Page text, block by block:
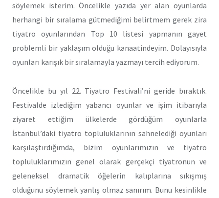
söylemek isterim. Öncelikle yazıda yer alan oyunlarda
herhangi bir sıralama gütmediğimi belirtmem gerek zira
tiyatro oyunlarından Top 10 listesi yapmanın gayet
problemli bir yaklaşım olduğu kanaatindeyim. Dolayısıyla
oyunları karışık bir sıralamayla yazmayı tercih ediyorum.
Öncelikle bu yıl 22. Tiyatro Festivali’ni geride bıraktık.
Festivalde izlediğim yabancı oyunlar ve işim itibarıyla
ziyaret ettiğim ülkelerde gördüğüm oyunlarla
İstanbul’daki tiyatro topluluklarının sahnelediği oyunları
karşılaştırdığımda, bizim oyunlarımızın ve tiyatro
topluluklarımızın genel olarak gerçekçi tiyatronun ve
geleneksel dramatik öğelerin kalıplarına sıkışmış
olduğunu söylemek yanlış olmaz sanırım. Bunu kesinlikle